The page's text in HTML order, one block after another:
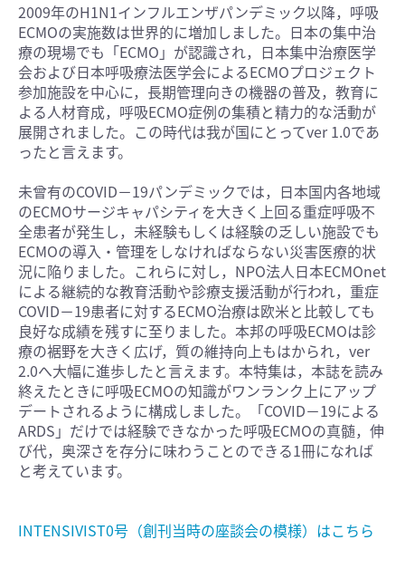
2009年のH1N1インフルエンザパンデミック以降，呼吸
ECMOの実施数は世界的に増加しました。日本の集中治
療の現場でも「ECMO」が認識され，日本集中治療医学
会および日本呼吸療法医学会によるECMOプロジェクト
参加施設を中心に，長期管理向きの機器の普及，教育に
よる人材育成，呼吸ECMO症例の集積と精力的な活動が
展開されました。この時代は我が国にとってver 1.0であ
ったと言えます。
未曾有のCOVID−19パンデミックでは，日本国内各地域
のECMOサージキャパシティを大きく上回る重症呼吸不
全患者が発生し，未経験もしくは経験の乏しい施設でも
ECMOの導入・管理をしなければならない災害医療的状
況に陥りました。これらに対し，NPO法人日本ECMOnet
による継続的な教育活動や診療支援活動が行われ，重症
COVID−19患者に対するECMO治療は欧米と比較しても
良好な成績を残すに至りました。本邦の呼吸ECMOは診
療の裾野を大きく広げ，質の維持向上もはかられ，ver
2.0へ大幅に進歩したと言えます。本特集は，本誌を読み
終えたときに呼吸ECMOの知識がワンランク上にアップ
デートされるように構成しました。「COVID−19による
ARDS」だけでは経験できなかった呼吸ECMOの真髄，伸
び代，奥深さを存分に味わうことのできる1冊になれば
と考えています。
INTENSIVIST0号（創刊当時の座談会の模様）はこちら